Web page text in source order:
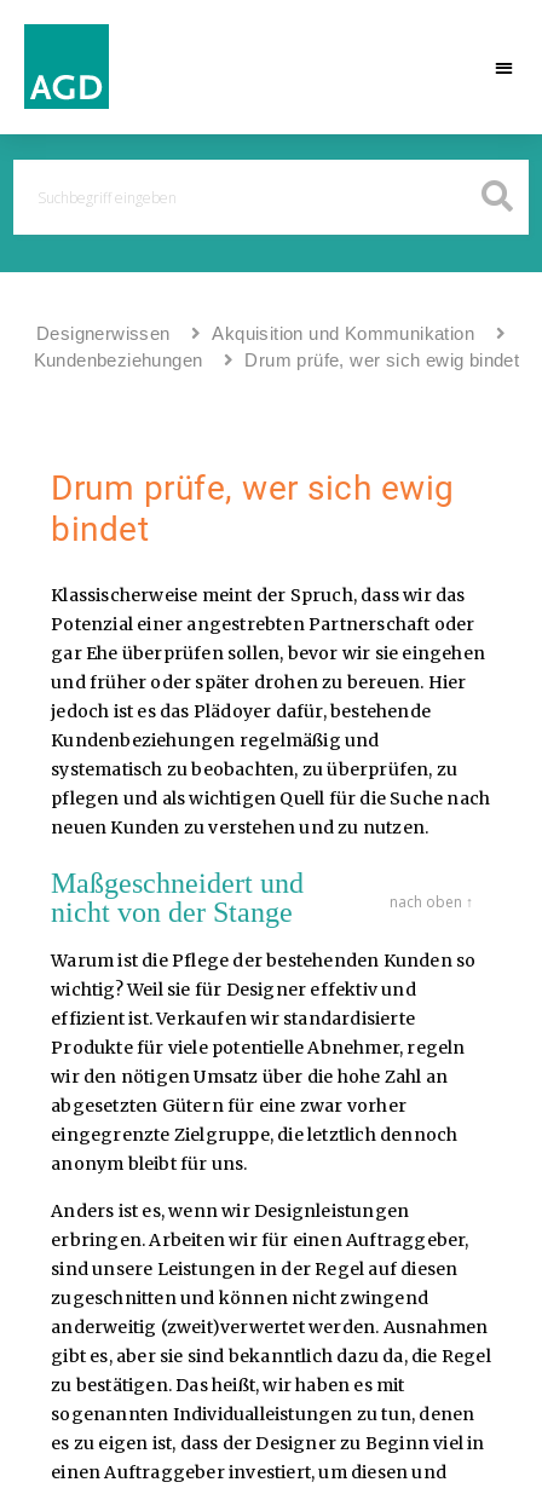
Designerwissen
Akquisition und Kommunikation
Kundenbeziehungen
Drum prüfe, wer sich ewig bindet
Drum prüfe, wer sich ewig
bindet
Klassischerweise meint der Spruch, dass wir das
Potenzial einer angestrebten Partnerschaft oder
gar Ehe überprüfen sollen, bevor wir sie eingehen
und früher oder später drohen zu bereuen. Hier
jedoch ist es das Plädoyer dafür, bestehende
Kundenbeziehungen regelmäßig und
systematisch zu beobachten, zu überprüfen, zu
pflegen und als wichtigen Quell für die Suche nach
neuen Kunden zu verstehen und zu nutzen.
Maßgeschneidert und
nicht von der Stange
nach oben ↑
Warum ist die Pflege der bestehenden Kunden so
wichtig? Weil sie für Designer effektiv und
effizient ist. Verkaufen wir standardisierte
Produkte für viele potentielle Abnehmer, regeln
wir den nötigen Umsatz über die hohe Zahl an
abgesetzten Gütern für eine zwar vorher
eingegrenzte Zielgruppe, die letztlich dennoch
anonym bleibt für uns.
Anders ist es, wenn wir Designleistungen
erbringen. Arbeiten wir für einen Auftraggeber,
sind unsere Leistungen in der Regel auf diesen
zugeschnitten und können nicht zwingend
anderweitig (zweit)verwertet werden. Ausnahmen
gibt es, aber sie sind bekanntlich dazu da, die Regel
zu bestätigen. Das heißt, wir haben es mit
sogenannten Individualleistungen zu tun, denen
es zu eigen ist, dass der Designer zu Beginn viel in
einen Auftraggeber investiert, um diesen und